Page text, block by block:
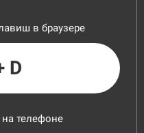
в браузере
D
телефоне